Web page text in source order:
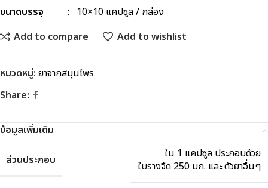
ขนาดบรรจุ : 10×10 แคปซูล / กล่อง
Add to compare
Add to wishlist
หมวดหมู่: ยาจากสมุนไพร
Share:
ข้อมูลเพิ่มเติม
ส่วนประกอบ
ใน 1 แคปซูล ประกอบด้วย
ใบรางจืด 250 มก. และ ตัวยาอื่นๆ